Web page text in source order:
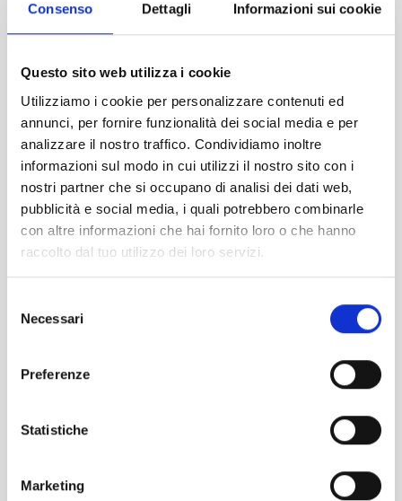
Consenso Dettagli Informazioni sui cookie
Questo sito web utilizza i cookie
Utilizziamo i cookie per personalizzare contenuti ed
annunci, per fornire funzionalità dei social media e per
analizzare il nostro traffico. Condividiamo inoltre
informazioni sul modo in cui utilizzi il nostro sito con i
nostri partner che si occupano di analisi dei dati web,
pubblicità e social media, i quali potrebbero combinarle
con altre informazioni che hai fornito loro o che hanno
raccolto dal tuo utilizzo dei loro servizi.
delNecessari
Preferenze
Statistiche
Marketing
Lungo il viale principale si trova la maxi postazione con
che vengono consegnate insieme a un braccialetto da
tenere al polso, per averle sempre con sé e non
perderle durante la giornata nel Parco.
Il costo del servizio è di 5,00 euro con una cauzione di
10,00 euro.
Per chi volesse stare ancora più sul sicuro con soli 8,00
euro è possibile depositare i propri valori al Punto
Informazioni interno. Lo staff del Parco terrà in deposito
gli oggetti in buste marchiate e sigillate.
Regolamento
SUCC
Area Pic nic